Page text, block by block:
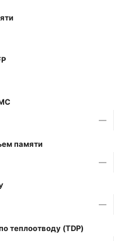
—
памяти
—
—
теплоотводу (TDP)